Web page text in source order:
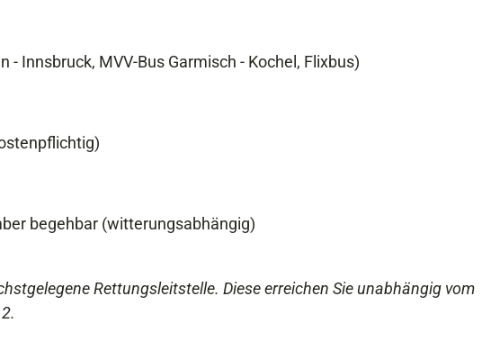
Innsbruck, MVV-Bus Garmisch - Kochel, Flixbus)
begehbar (witterungsabhängig)
Rettungsleitstelle. Diese erreichen Sie unabhängig vom